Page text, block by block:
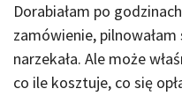
Dorabiałam po
zamówienie,
narzekała. Ale może
co ile kosztuje, co się